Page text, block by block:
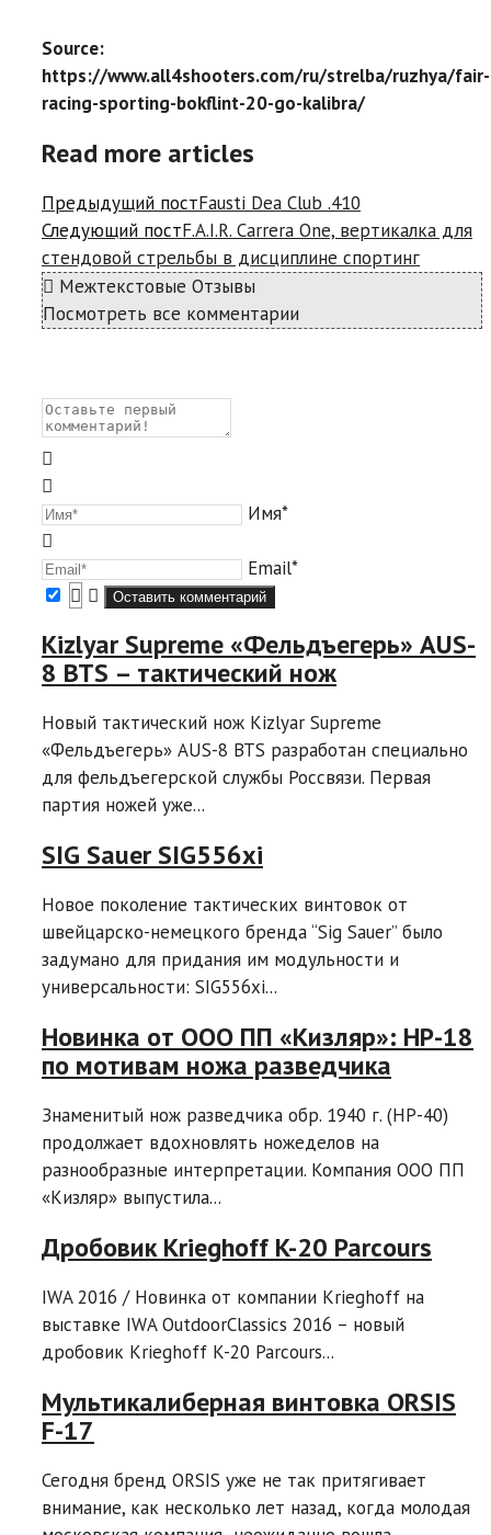
Source:
https://www.all4shooters.com/ru/strelba/ruzhya/fair-
racing-sporting-bokflint-20-go-kalibra/
Read more articles
Предыдущий постFausti Dea Club .410
Следующий постF.A.I.R. Carrera One, вертикалка для
стендовой стрельбы в дисциплине спортинг
Межтекстовые Отзывы
Посмотреть все комментарии
Имя*
Email*
Kizlyar Supreme «Фельдъегерь» AUS-
8 BTS – тактический нож
Новый тактический нож Kizlyar Supreme
«Фельдъегерь» AUS-8 BTS разработан специально
для фельдъегерской службы Россвязи. Первая
партия ножей уже...
SIG Sauer SIG556xi
Новое поколение тактических винтовок от
швейцарско-немецкого бренда “Sig Sauer” было
задумано для придания им модульности и
универсальности: SIG556xi...
Новинка от ООО ПП «Кизляр»: НР-18
по мотивам ножа разведчика
Знаменитый нож разведчика обр. 1940 г. (HР-40)
продолжает вдохновлять ножеделов на
разнообразные интерпретации. Компания ООО ПП
«Кизляр» выпустила...
Дробовик Krieghoff K-20 Parcours
IWA 2016 / Новинка от компании Krieghoff на
выставке IWA OutdoorClassics 2016 – новый
дробовик Krieghoff K-20 Parcours...
Мультикалиберная винтовка ORSIS
F-17
Сегодня бренд ORSIS уже не так притягивает
внимание, как несколько лет назад, когда молодая